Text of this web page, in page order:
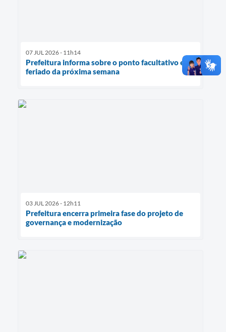
07 JUL 2026 - 11h14
Prefeitura informa sobre o ponto facultativo e
feriado da próxima semana
03 JUL 2026 - 12h11
Prefeitura encerra primeira fase do projeto de
governança e modernização